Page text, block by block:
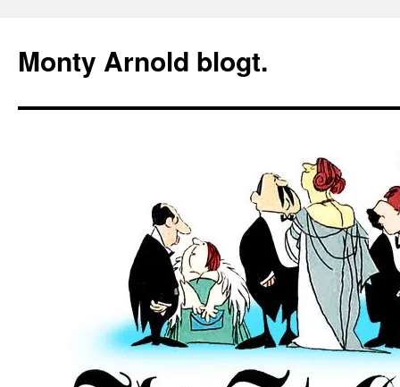
springen
Monty Arnold blogt.